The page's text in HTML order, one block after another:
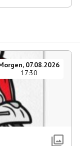
07.08.2026
17:30